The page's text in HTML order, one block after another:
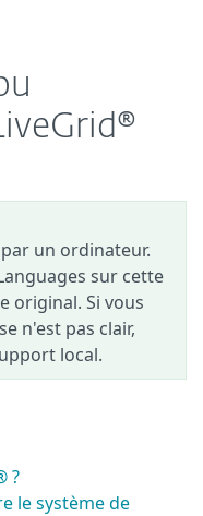
un ordinateur.
sur cette
original. Si vous
n'est pas clair,
local.
?
le système de